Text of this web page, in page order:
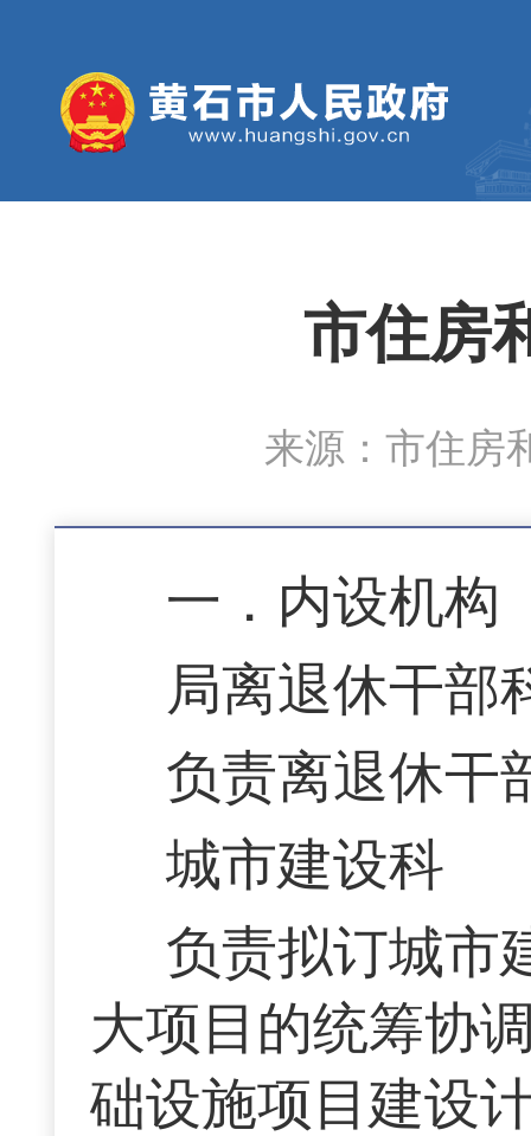
市住房
来源：市住
一．内设机构
局离退休干
负责离退休干
城市建设科
负责拟订城市
大项目的统筹协
础设施项目建设